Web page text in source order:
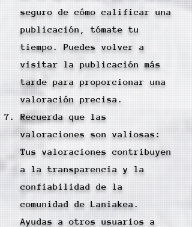
seguro de cómo calificar una
publicación, tómate tu
tiempo. Puedes volver a
visitar la publicación más
tarde para proporcionar una
valoración precisa.
Recuerda que las
valoraciones son valiosas:
Tus valoraciones contribuyen
a la transparencia y la
confiabilidad de la
comunidad de Laniakea.
Ayudas a otros usuarios a